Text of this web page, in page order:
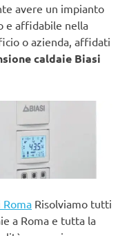
avere un impianto
e affidabile nella
o azienda, affidati
caldaie Biasi
Roma Risolviamo tutti
a Roma e tutta la